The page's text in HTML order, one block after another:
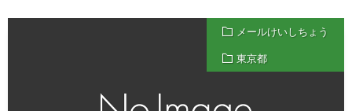
メールけいしちょう
東京都